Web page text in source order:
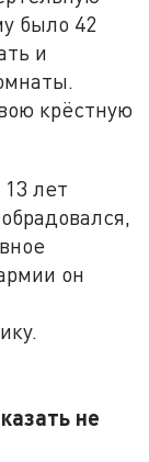
было 42
и
крёстную
лет
он
не